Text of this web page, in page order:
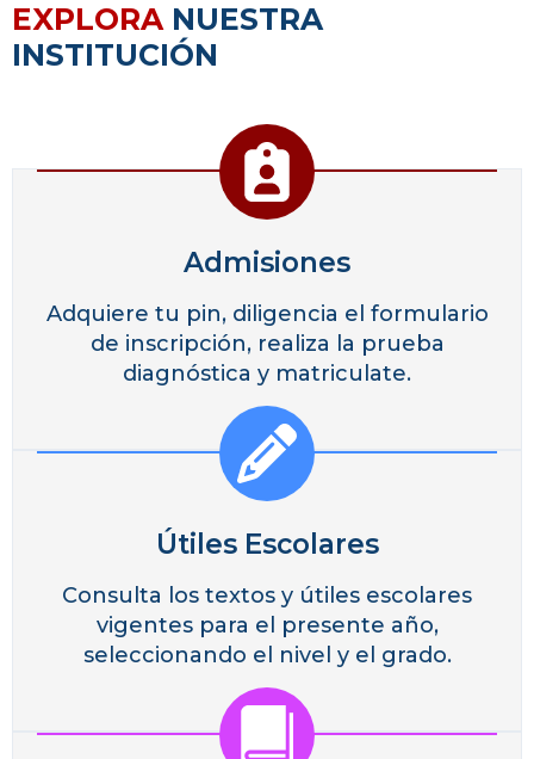
EXPLORA NUESTRA
INSTITUCIÓN
Admisiones
Adquiere tu pin, diligencia el formulario
de inscripción, realiza la prueba
diagnóstica y matriculate.
Útiles Escolares
Consulta los textos y útiles escolares
vigentes para el presente año,
seleccionando el nivel y el grado.